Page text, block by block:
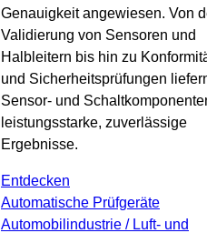
Genauigkeit angewiesen. Von
Validierung von Sensoren und
Halbleitern bis hin zu
und Sicherheitsprüfungen
Sensor- und
leistungsstarke, zuverlässige
Ergebnisse.
Entdecken
Automatische Prüfgeräte
Automobilindustrie / Luft- und